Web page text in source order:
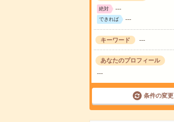
絶対 ---
できれば ---
キーワード ---
あなたのプロフィール
---
条件の変更